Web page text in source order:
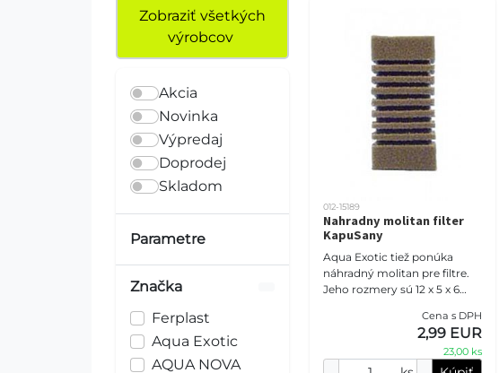
Zobraziť všetkých
výrobcov
Akcia
Novinka
Výpredaj
Doprodej
Skladom
Parametre
Značka
Ferplast
Aqua Exotic
AQUA NOVA
012-15189
Nahradny molitan filter
KapuSany
Aqua Exotic tiež ponúka
náhradný molitan pre filtre.
Jeho rozmery sú 12 x 5 x 6
Cena s DPH
2,99 EUR
23,00 ks